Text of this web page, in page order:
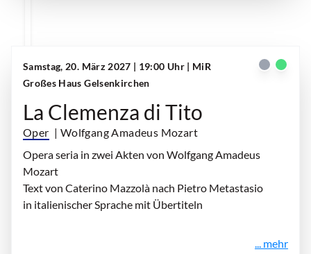
Samstag, 20. März 2027 | 19:00 Uhr | MiR
Großes Haus Gelsenkirchen
La Clemenza di Tito
Oper | Wolfgang Amadeus Mozart
Opera seria in zwei Akten von Wolfgang Amadeus
Mozart
Text von Caterino Mazzolà nach Pietro Metastasio
in italienischer Sprache mit Übertiteln
... mehr